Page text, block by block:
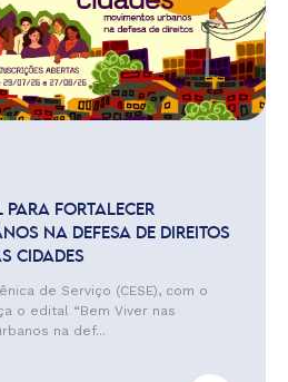
FORTALECER
NA DEFESA DE DIREITOS
CIDADES
de Serviço (CESE), com o
o edital “Bem Viver nas
na def...